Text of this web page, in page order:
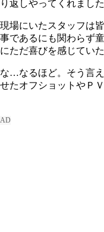
り返しやってくれました
現場にいたスタッフは
事であるにも関わらず
にただ喜びを感じてい
な…なるほど。そう言
せたオフショットやＰ